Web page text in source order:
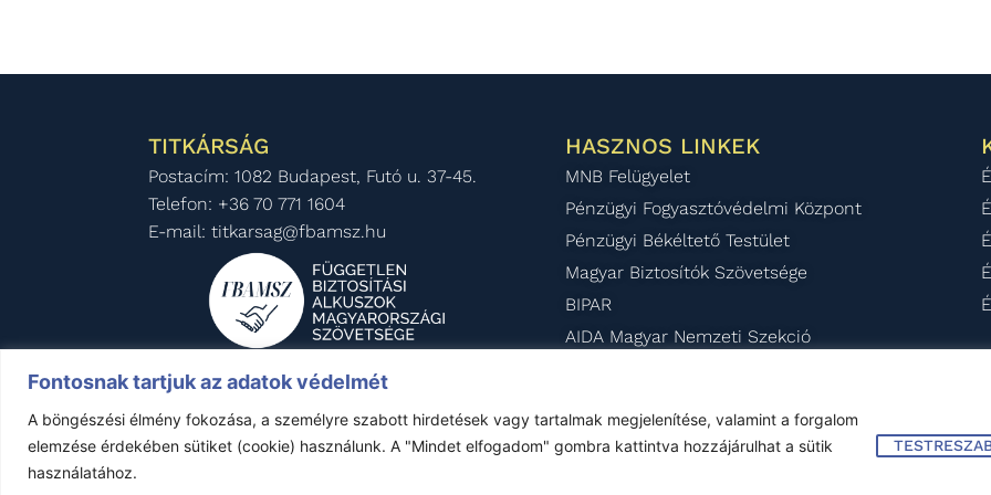
Fontosnak tartjuk az adatok védelmét
A böngészési élmény fokozása, a személyre szabott hirdetések vagy tartalmak megjelenítése, valamint a forgalom
elemzése érdekében sütiket (cookie) használunk. A "Mindet elfogadom" gombra kattintva hozzájárulhat a sütik
használatához.
TITKÁRSÁG
Postacím: 1082 Budapest, Futó u. 37-45.
Telefon: +36 70 771 1604
E-mail: titkarsag@fbamsz.hu
HASZNOS LINKEK
MNB Felügyelet
Pénzügyi Fogyasztóvédelmi Központ
Pénzügyi Békéltető Testület
Magyar Biztosítók Szövetsége
BIPAR
AIDA Magyar Nemzeti Szekció
Minden jog fenntartva © FBAMSZ 1992-2025 Impresszum–Jogi nyilatkozat–